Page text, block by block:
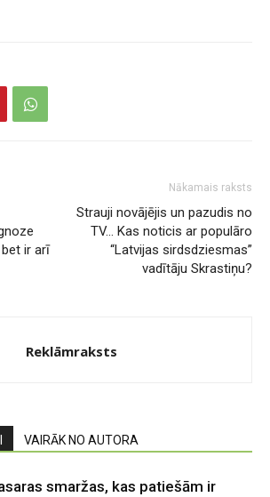
ir arī
Nākamais raksts
Strauji novājējis un pazudis no
TV… Kas noticis ar populāro
“Latvijas sirdsdziesmas”
vadītāju Skrastiņu?
Reklāmraksts
VAIRĀK NO AUTORA
smaržas, kas patiešām ir